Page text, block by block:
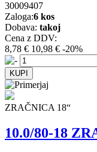
30009407
Zaloga:6 kos
Dobava: takoj
Cena z DDV:
8,78 € 10,98 € -20%
ZRAČNICA 18“
10.0/80-18